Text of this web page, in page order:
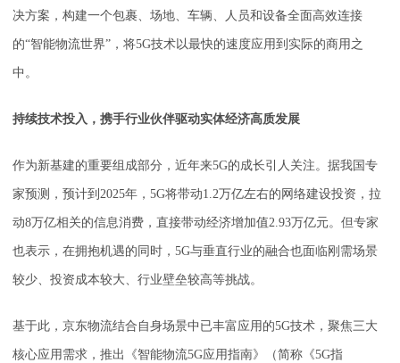
决方案，构建一个包裹、场地、车辆、人员和设备全面高效连接
的“智能物流世界”，将5G技术以最快的速度应用到实际的商用之
中。
持续技术投入，携手行业伙伴驱动实体经济高质发展
作为新基建的重要组成部分，近年来5G的成长引人关注。据我国专
家预测，预计到2025年，5G将带动1.2万亿左右的网络建设投资，拉
动8万亿相关的信息消费，直接带动经济增加值2.93万亿元。但专家
也表示，在拥抱机遇的同时，5G与垂直行业的融合也面临刚需场景
较少、投资成本较大、行业壁垒较高等挑战。
基于此，京东物流结合自身场景中已丰富应用的5G技术，聚焦三大
核心应用需求，推出《智能物流5G应用指南》（简称《5G指